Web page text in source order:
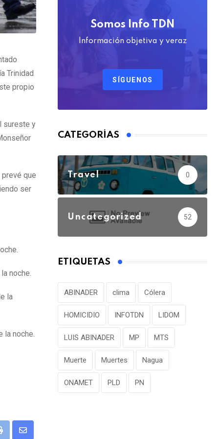
Trinidad
propio
sureste y
que
ser
noche.
la
la noche.
Somos Info TDN
Información objetiva y veraz
SÍGUENOS
CATEGORÍAS
Travel 0
Uncategorized 52
ETIQUETAS
ABINADER clima Cólera
HOMICIDIO INFOTDN LIDOM
LUIS ABINADER MP MTS
Muerte Muertes Nagua
ONAMET PLD PN